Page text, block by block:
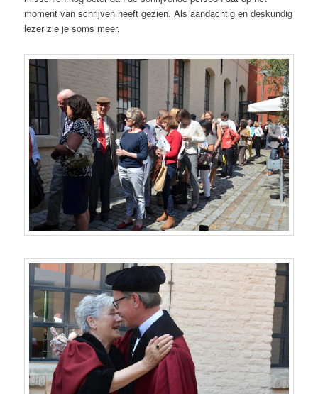
moment van schrijven heeft gezien. Als aandachtig en deskundig
lezer zie je soms meer.